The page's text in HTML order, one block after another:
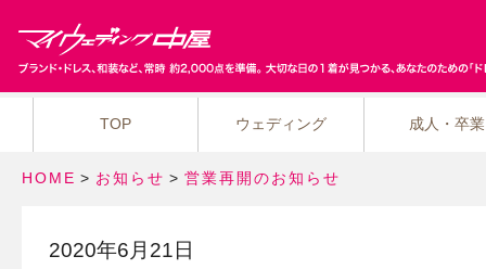
TOP ウェディング 成人・卒業
HOME > お知らせ > 営業再開のお知らせ
2020年6月21日